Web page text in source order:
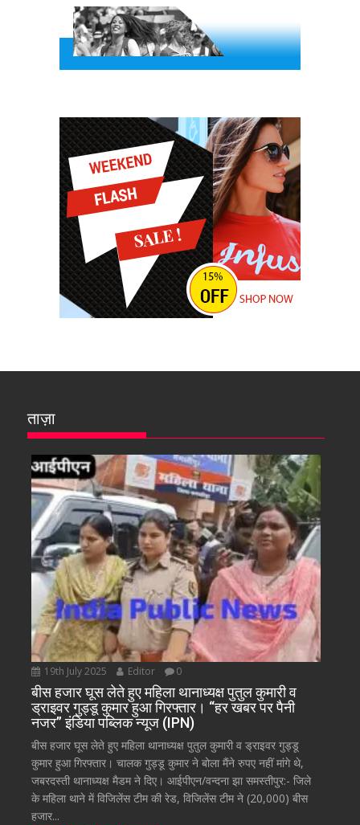
ताज़ा
19th July 2025 Editor 0
बीस हजार घूस लेते हुए महिला थानाध्यक्ष पुतुल कुमारी व
ड्राइवर गुड्डू कुमार हुआ गिरफ्तार। “हर खबर पर पैनी
नजर” इंडिया पब्लिक न्यूज (IPN)
बीस हजार घूस लेते हुए महिला थानाध्यक्ष पुतुल कुमारी व ड्राइवर गुड्डू
कुमार हुआ गिरफ्तार। चालक गुड्डू कुमार ने बोला मैंने रुपए नहीं मांगे थे,
जबरदस्ती थानाध्यक्ष मैडम ने दिए। आईपीएन/वन्दना झा समस्तीपुर:- जिले
के महिला थाने में विजिलेंस टीम की रेड, विजिलेंस टीम ने (20,000) बीस
हजार...